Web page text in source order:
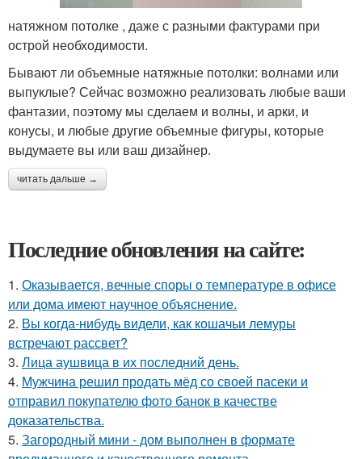
натяжном потолке , даже с разными фактурами при
острой необходимости.
Бывают ли объемные натяжные потолки: волнами или
выпуклые? Сейчас возможно реализовать любые ваши
фантазии, поэтому мы сделаем и волны, и арки, и
конусы, и любые другие объемные фигуры, которые
выдумаете вы или ваш дизайнер.
читать дальше →
Последние обновления на сайте:
1. Оказывается, вечные споры о температуре в офисе
или дома имеют научное объяснение.
2. Вы когда-нибудь видели, как кошачьи лемуры
встречают рассвет?
3. Лица аушвица в их последний день.
4. Мужчина решил продать мёд со своей пасеки и
отправил покупателю фото банок в качестве
доказательства.
5. Загородный мини - дом выполнен в формате